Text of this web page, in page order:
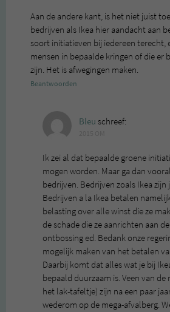
Aan de andere kant, is het niet juist
bedrijven als Ikea hier aandacht aan
soort initiatieven bij iedereen terecht,
mensen in bepaalde kringen of die er
zijn. Het is afwegingen maken.
Beantwoorden
Bleu schreef:
Ik zei al dat bepaalde groene
mogen worden. Maar ga dan
bedrijven. Bedrijven zoals Ikea
Bedrijven a la Ikea betalen
belasting over alle winst die ze
de schade die ze aanrichten aan
ontbossing ed. Bedank onze
mogelijk maken van het betalen
Daarbij komt dat alles wat je bij
bepaald duurzaam is. Veen van
het lak-tafeltje) zijn na een paar
wederom op de mega-afvalberg.